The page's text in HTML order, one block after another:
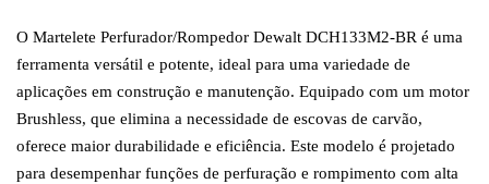
O Martelete Perfurador/Rompedor Dewalt DCH133M2-BR é uma
ferramenta versátil e potente, ideal para uma variedade de
aplicações em construção e manutenção. Equipado com um motor
Brushless, que elimina a necessidade de escovas de carvão,
oferece maior durabilidade e eficiência. Este modelo é projetado
para desempenhar funções de perfuração e rompimento com alta